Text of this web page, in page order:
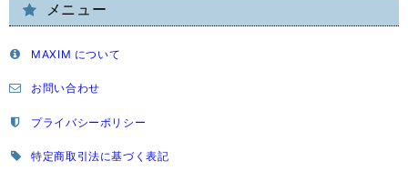
メニュー
MAXIM について
お問い合わせ
プライバシーポリシー
特定商取引法に基づく表記